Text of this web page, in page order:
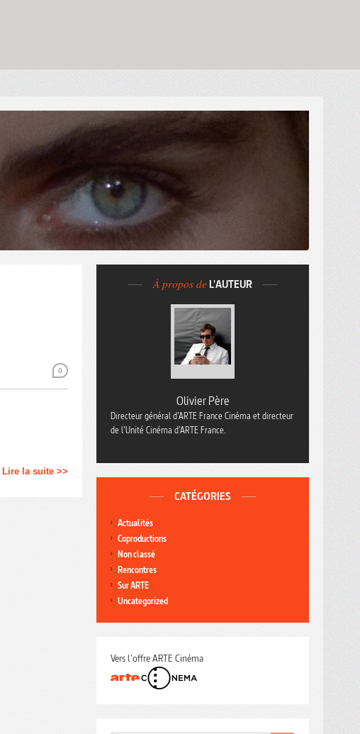
0
Lire la suite >>
À propos de L'AUTEUR
Olivier Père
Directeur général d’ARTE France Cinéma et directeur
de l’Unité Cinéma d’ARTE France.
CATÉGORIES
Actualités
Coproductions
Non classé
Rencontres
Sur ARTE
Uncategorized
Vers l'offre ARTE Cinéma